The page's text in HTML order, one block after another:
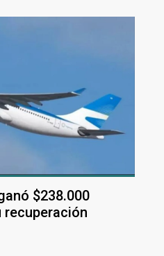
$238.000